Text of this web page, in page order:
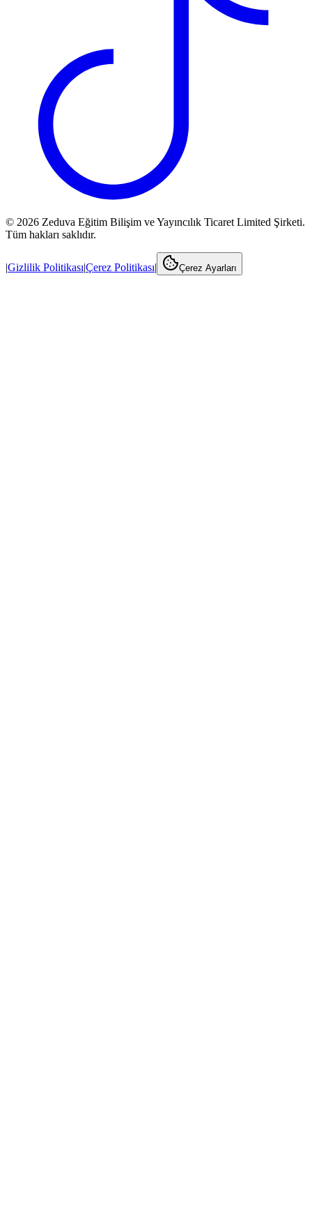
© 2026 Zeduva Eğitim Bilişim ve Yayıncılık Ticaret Limited Şirketi.
Tüm hakları saklıdır.
|Gizlilik Politikası|Çerez Politikası| Çerez Ayarları